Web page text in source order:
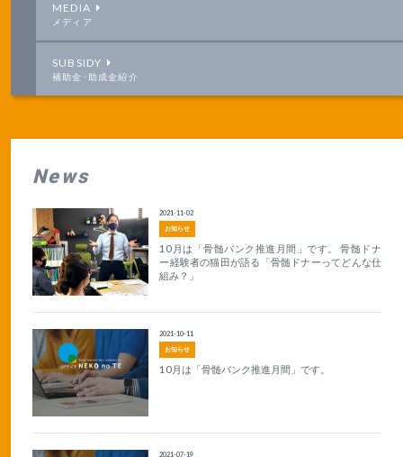
MEDIA
メディア
SUBSIDY
補助金･助成金紹介
News
お知らせ
2021-11-02
10月は「骨髄バンク推進月間」です。 骨髄ドナ
ー経験者の猫田が語る「骨髄ドナーってどんな仕
組み？」
お知らせ
2021-10-11
10月は「骨髄バンク推進月間」です。
2021-07-19